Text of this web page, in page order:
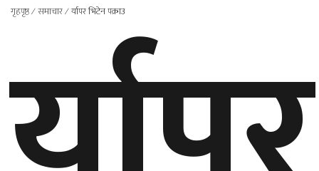
प्रदेश
१
प्रदेश
२
गृहपृष्ठ∕समाचार∕र्यापर भिटेन पक्राउ